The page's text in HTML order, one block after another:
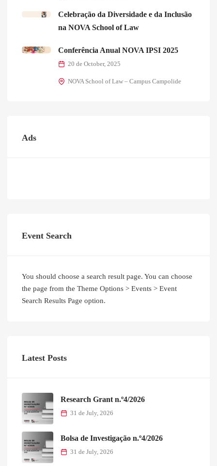
Celebração da Diversidade e da Inclusão
na NOVA School of Law
Conferência Anual NOVA IPSI 2025
20 de October, 2025
NOVA School of Law – Campus Campolide
Ads
Event Search
You should choose a search result page. You can choose
the page from the Theme Options > Events > Event
Search Results Page option.
Latest Posts
Research Grant n.º4/2026
31 de July, 2026
Bolsa de Investigação n.º4/2026
31 de July, 2026